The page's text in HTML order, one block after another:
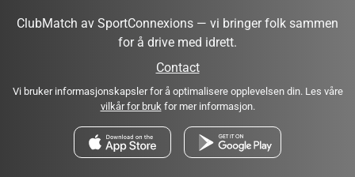
ClubMatch av SportConnexions — vi bringer folk sammen
for å drive med idrett.
Contact
Vi bruker informasjonskapsler for å optimalisere opplevelsen din. Les våre
vilkår for brukfor mer informasjon.